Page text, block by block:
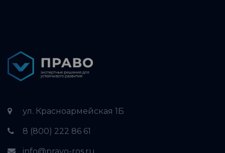
ул. Красноармейская 1Б
8 (800) 222 86 61